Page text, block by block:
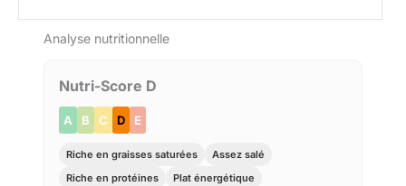
Analyse nutritionnelle
Nutri-Score D
A B C D E
Riche en graisses saturées
Assez salé
Riche en protéines
Plat énergétique